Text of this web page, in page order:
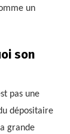
un
son
pas une
dépositaire
grande